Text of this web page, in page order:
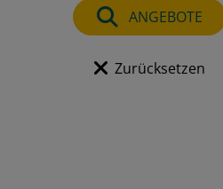
ANGEBOTE
Zurücksetzen